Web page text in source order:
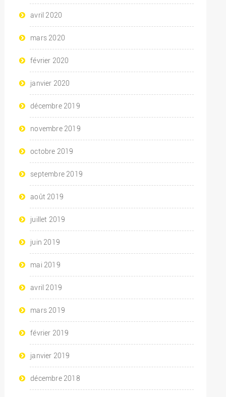
avril 2020
mars 2020
février 2020
janvier 2020
décembre 2019
novembre 2019
octobre 2019
septembre 2019
août 2019
juillet 2019
juin 2019
mai 2019
avril 2019
mars 2019
février 2019
janvier 2019
décembre 2018